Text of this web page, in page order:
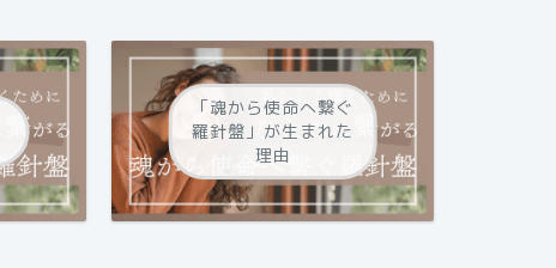
「魂から使命へ繋ぐ
羅針盤」が生まれた
理由